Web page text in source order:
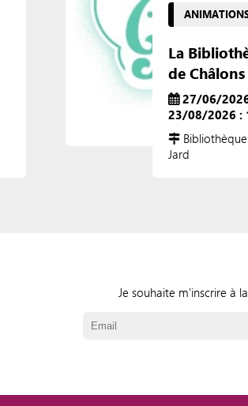
La
de
27/06/
23/08/2026 :
Jard
Je souhaite m'inscrire à